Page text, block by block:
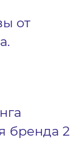
от
бренда 2